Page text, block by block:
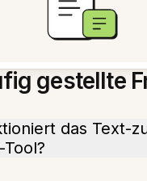
gestellte
das Text-